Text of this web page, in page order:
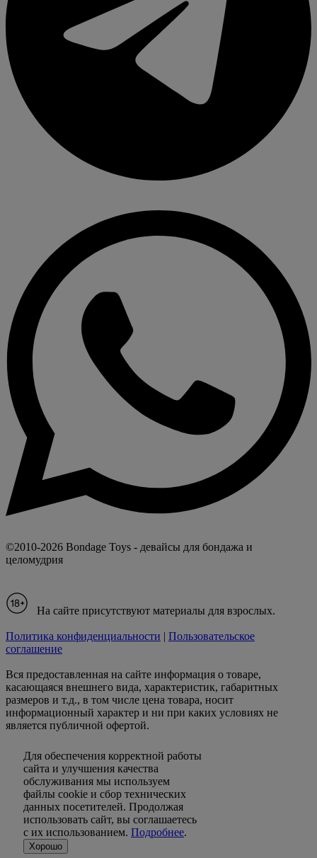
©2010-2026 Bondage Toys - девайсы для бондажа и
целомудрия
На сайте присутствуют материалы для взрослых.
Политика конфиденциальности | Пользовательское
соглашение
Вся предоставленная на сайте информация о товаре,
касающаяся внешнего вида, характеристик, габаритных
размеров и т.д., в том числе цена товара, носит
информационный характер и ни при каких условиях не
является публичной офертой.
Для обеспечения корректной работы
сайта и улучшения качества
обслуживания мы используем
файлы cookie и сбор технических
данных посетителей. Продолжая
использовать сайт, вы соглашаетесь
с их использованием. Подробнее.
Хорошо